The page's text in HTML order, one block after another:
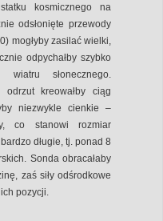
kosmicznego na
odsłonięte przewody
mogłyby zasilać wielki,
odpychałby szybko
słonecznego.
odrzut kreowałby ciąg
niezwykle cienkie –
co stanowi rozmiar
długie, tj. ponad 8
Sonda obracałaby
zaś siły odśrodkowe
pozycji.